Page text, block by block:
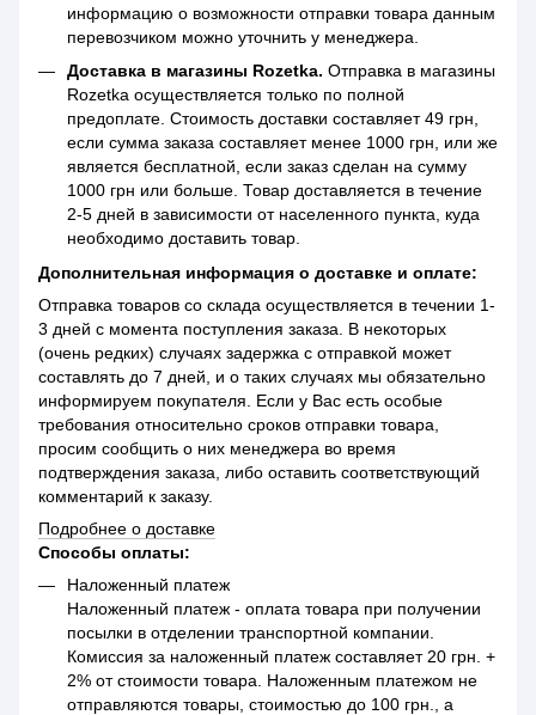
информацию о возможности отправки товара данным
перевозчиком можно уточнить у менеджера.
Доставка в магазины Rozetka. Отправка в магазины
Rozetka осуществляется только по полной
предоплате. Стоимость доставки составляет 49 грн,
если сумма заказа составляет менее 1000 грн, или же
является бесплатной, если заказ сделан на сумму
1000 грн или больше. Товар доставляется в течение
2-5 дней в зависимости от населенного пункта, куда
необходимо доставить товар.
Дополнительная информация о доставке и оплате:
Отправка товаров со склада осуществляется в течении 1-
3 дней с момента поступления заказа. В некоторых
(очень редких) случаях задержка с отправкой может
составлять до 7 дней, и о таких случаях мы обязательно
информируем покупателя. Если у Вас есть особые
требования относительно сроков отправки товара,
просим сообщить о них менеджера во время
подтверждения заказа, либо оставить соответствующий
комментарий к заказу.
Подробнее о доставке
Способы оплаты:
Наложенный платеж
Наложенный платеж - оплата товара при получении
посылки в отделении транспортной компании.
Комиссия за наложенный платеж составляет 20 грн. +
2% от стоимости товара. Наложенным платежом не
отправляются товары, стоимостью до 100 грн., а